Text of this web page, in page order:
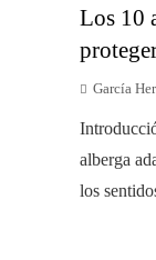
Los 10
García
alberga
los